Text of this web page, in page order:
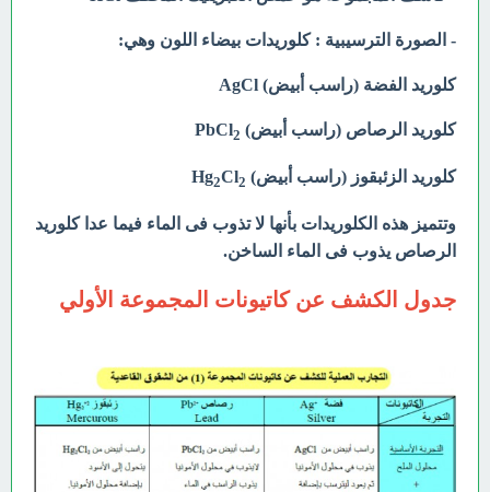
- الصورة الترسيبية : كلوريدات بيضاء اللون وهي:
كلوريد الفضة (راسب أبيض) AgCl
كلوريد الرصاص (راسب أبيض) PbCl 2
كلوريد الزئبقوز (راسب أبيض) Hg 2Cl2
وتتميز هذه الكلوريدات بأنها لا تذوب فى الماء فيما عدا كلوريد
الرصاص يذوب فى الماء الساخن.
جدول الكشف عن كاتيونات المجموعة الأولي